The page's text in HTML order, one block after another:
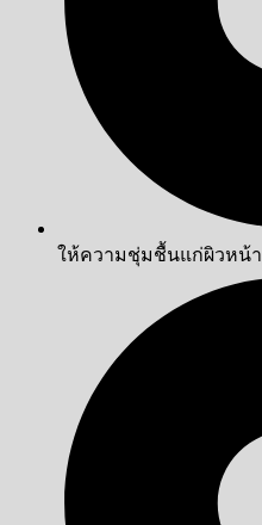
ให้ความชุ่มชื้นแก่ผิวหน้า